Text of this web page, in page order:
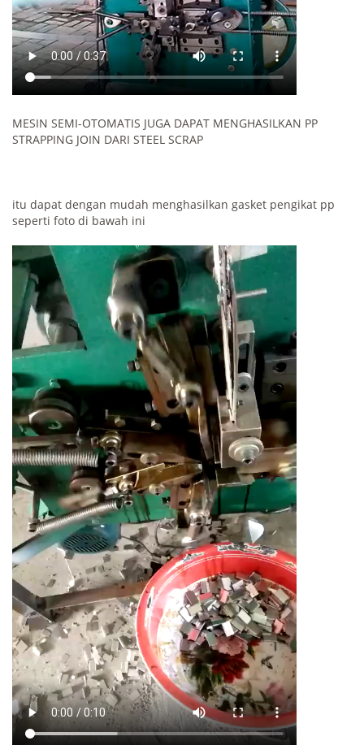
MESIN SEMI-OTOMATIS JUGA DAPAT MENGHASILKAN PP
STRAPPING JOIN DARI STEEL SCRAP
itu dapat dengan mudah menghasilkan gasket pengikat pp
seperti foto di bawah ini